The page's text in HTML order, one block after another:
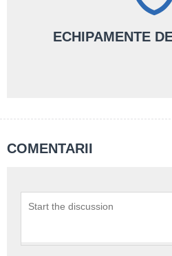
ECHIPAMENTE
Te echipăm cu cele mai bune
COMENTARII